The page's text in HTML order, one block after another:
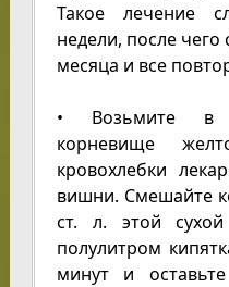
Такое лечение
недели, после
месяца и все
• Возьмите в
корневище
кровохлебки
вишни. Смешайте
ст. л. этой
полулитром
минут и